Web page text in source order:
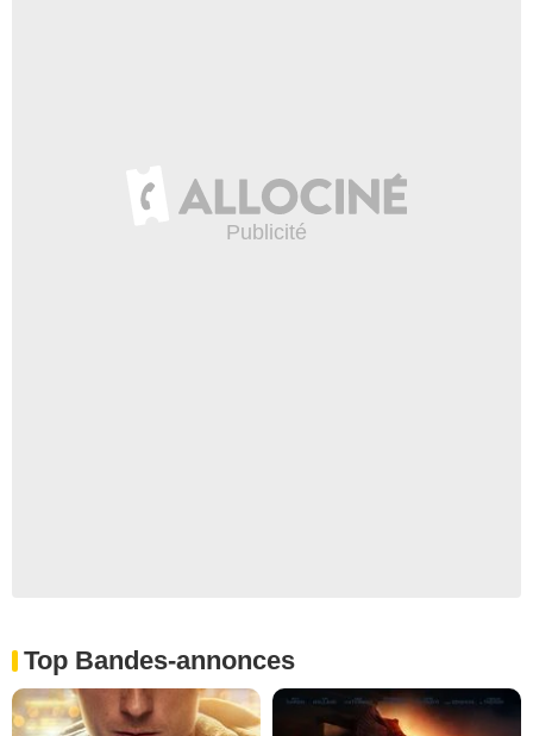
Top Bandes-annonces